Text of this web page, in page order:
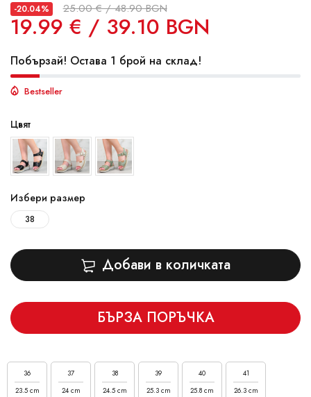
-20.04% 25.00 € / 48.90 BGN
19.99 € / 39.10 BGN
Побързай! Остава 1 брой на склад!
Bestseller
Цвят
Избери размер
38
Добави в количката
БЪРЗА ПОРЪЧКА
36
23.5 cm
37
24 cm
38
24.5 cm
39
25.3 cm
40
25.8 cm
41
26.3 cm